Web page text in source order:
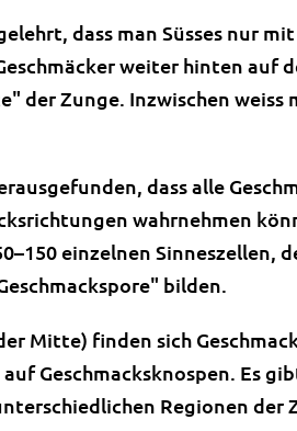
dass man Süsses nur
weiter hinten auf
der Zunge. Inzwischen weiss
dass alle
wahrnehmen
einzelnen Sinneszellen,
bilden.
Mitte) finden sich
Geschmacksknospen. Es
Regionen der